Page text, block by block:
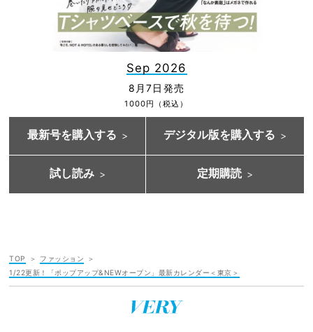
Sep 2026
8月7日発売
1000円（税込）
最新号を購入する デジタル版を購入する
試し読み 定期購読
TOP
ファッション
1/22更新！「ポップアップ&NEWオープン」最新カレンダー＜東京＞